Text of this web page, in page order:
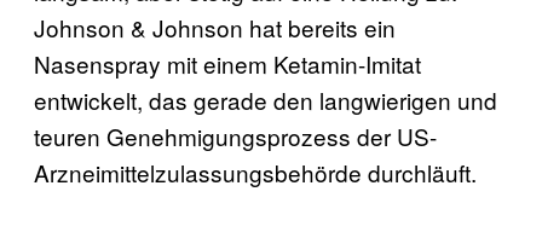
Johnson & Johnson hat bereits ein
Nasenspray mit einem Ketamin-Imitat
entwickelt, das gerade den langwierigen und
teuren Genehmigungsprozess der US-
Arzneimittelzulassungsbehörde durchläuft.